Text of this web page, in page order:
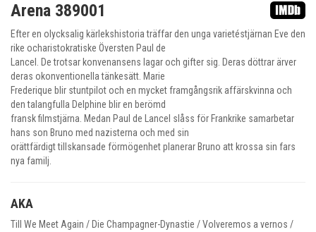
Arena 389001
Efter en olycksalig kärlekshistoria träffar den unga varietéstjärnan Eve den
rike ocharistokratiske Översten Paul de
Lancel. De trotsar konvenansens lagar och gifter sig. Deras döttrar ärver
deras okonventionella tänkesätt. Marie
Frederique blir stuntpilot och en mycket framgångsrik affärskvinna och
den talangfulla Delphine blir en berömd
fransk filmstjärna. Medan Paul de Lancel slåss för Frankrike samarbetar
hans son Bruno med nazisterna och med sin
orättfärdigt tillskansade förmögenhet planerar Bruno att krossa sin fars
nya familj.
AKA
Till We Meet Again / Die Champagner-Dynastie / Volveremos a vernos /